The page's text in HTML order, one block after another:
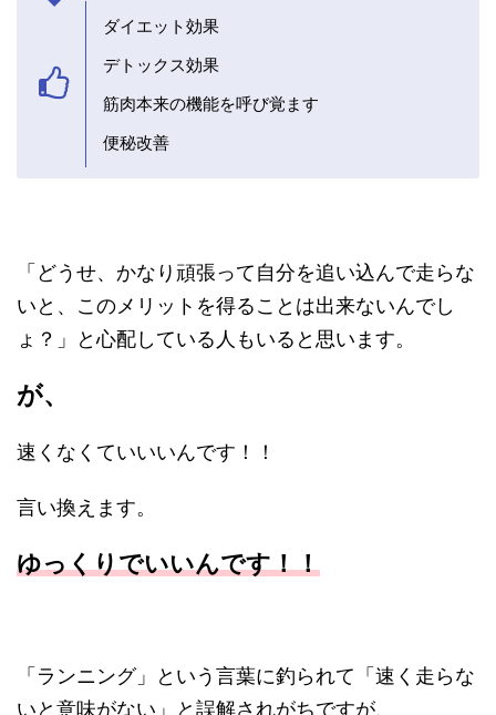
ダイエット効果
デトックス効果
筋肉本来の機能を呼び覚ます
便秘改善
「どうせ、かなり頑張って自分を追い込んで走らな
いと、このメリットを得ることは出来ないんでし
ょ？」と心配している人もいると思います。
が、
速くなくていいいんです！！
言い換えます。
ゆっくりでいいんです！！
「ランニング」という言葉に釣られて「速く走らな
いと意味がない」と誤解されがちですが、